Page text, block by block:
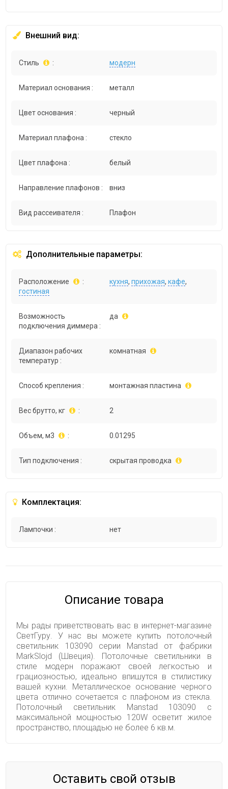
Внешний вид:
Стиль : модерн
Материал основания : металл
Цвет основания : черный
Материал плафона : стекло
Цвет плафона : белый
Направление плафонов : вниз
Вид рассеивателя : Плафон
Дополнительные параметры:
Расположение : кухня,прихожая,кафе,
гостиная
Возможность
подключения диммера :
да
Диапазон рабочих
температур :
комнатная
Способ крепления : монтажная пластина
Вес брутто, кг : 2
Объем, м3 : 0.01295
Тип подключения : скрытая проводка
Комплектация:
Лампочки : нет
Описание товара
Мы рады приветствовать вас в интернет-магазине
СветГуру. У нас вы можете купить потолочный
светильник 103090 серии Manstad от фабрики
MarkSlojd (Швеция). Потолочные светильники в
стиле модерн поражают своей легкостью и
грациозностью, идеально впишутся в стилистику
вашей кухни. Металлическое основание черного
цвета отлично сочетается с плафоном из стекла.
Потолочный светильник Manstad 103090 с
максимальной мощностью 120W осветит жилое
пространство, площадью не более 6 кв.м.
Оставить свой отзыв